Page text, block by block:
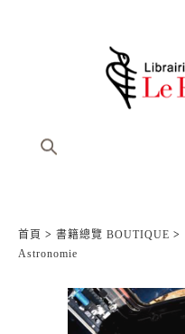
首頁 > 書籍總覽 BOUTIQUE >
Astronomie